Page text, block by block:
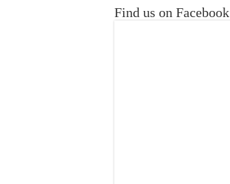
Find us on Facebook